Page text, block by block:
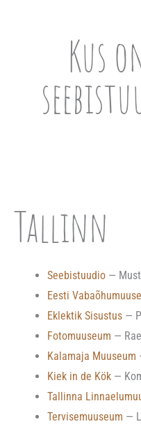
Kus
Tallinn
Seebistuudio —
Eesti
Eklektik Sisustus —
Fotomuuseum —
Kalamaja Muuseum
Kiek in de Kök —
Tallinna
Tervisemuuseum —